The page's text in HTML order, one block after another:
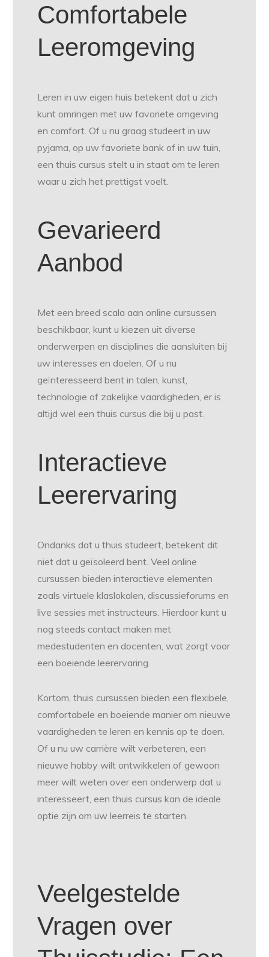
Comfortabele
Leeromgeving
Leren in uw eigen huis betekent dat u zich
kunt omringen met uw favoriete omgeving
en comfort. Of u nu graag studeert in uw
pyjama, op uw favoriete bank of in uw tuin,
een thuis cursus stelt u in staat om te leren
waar u zich het prettigst voelt.
Gevarieerd
Aanbod
Met een breed scala aan online cursussen
beschikbaar, kunt u kiezen uit diverse
onderwerpen en disciplines die aansluiten bij
uw interesses en doelen. Of u nu
geïnteresseerd bent in talen, kunst,
technologie of zakelijke vaardigheden, er is
altijd wel een thuis cursus die bij u past.
Interactieve
Leerervaring
Ondanks dat u thuis studeert, betekent dit
niet dat u geïsoleerd bent. Veel online
cursussen bieden interactieve elementen
zoals virtuele klaslokalen, discussieforums en
live sessies met instructeurs. Hierdoor kunt u
nog steeds contact maken met
medestudenten en docenten, wat zorgt voor
een boeiende leerervaring.
Kortom, thuis cursussen bieden een flexibele,
comfortabele en boeiende manier om nieuwe
vaardigheden te leren en kennis op te doen.
Of u nu uw carrière wilt verbeteren, een
nieuwe hobby wilt ontwikkelen of gewoon
meer wilt weten over een onderwerp dat u
interesseert, een thuis cursus kan de ideale
optie zijn om uw leerreis te starten.
Veelgestelde
Vragen over